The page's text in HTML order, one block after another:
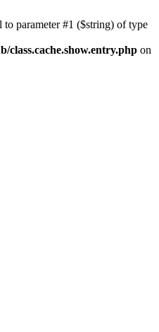
to parameter #1 ($string) of type
class.cache.show.entry.php on